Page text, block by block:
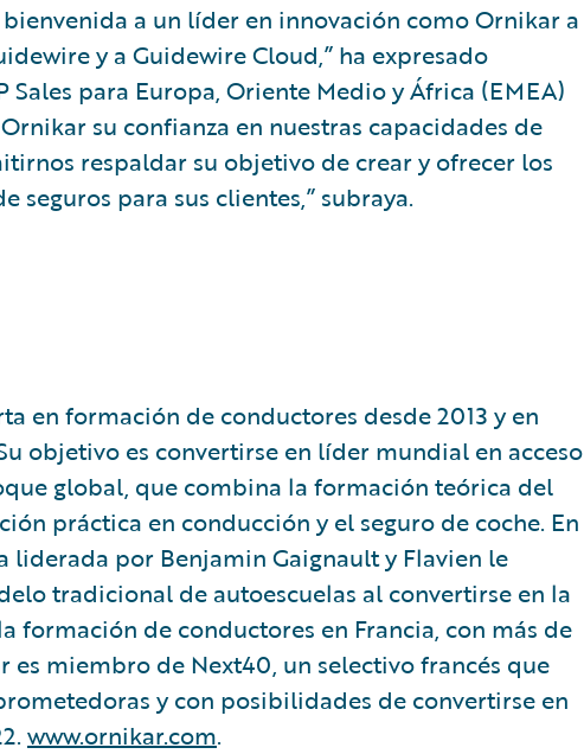
a un líder en innovación como Ornikar a
y a Guidewire Cloud,” ha expresado
para Europa, Oriente Medio y África (EMEA)
su confianza en nuestras capacidades de
respaldar su objetivo de crear y ofrecer los
seguros para sus clientes,” subraya.
en formación de conductores desde 2013 y en
objetivo es convertirse en líder mundial en acceso
global, que combina la formación teórica del
práctica en conducción y el seguro de coche. En
liderada por Benjamin Gaignault y Flavien le
tradicional de autoescuelas al convertirse en la
formación de conductores en Francia, con más de
es miembro de Next40, un selectivo francés que
y con posibilidades de convertirse en
www.ornikar.com.